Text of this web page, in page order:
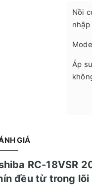
Nồi
nhập
Áp
GIÁ
RC-18VSR
đều từ trong lõi